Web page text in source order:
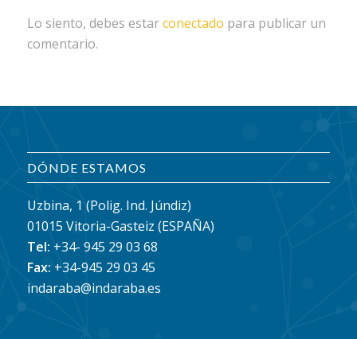
Lo siento, debes estarconectado para publicar un
comentario.
DÓNDE ESTAMOS
Uzbina, 1 (Polig. Ind. Júndiz)
01015 Vitoria-Gasteiz (ESPAÑA)
Tel: +34- 945 29 03 68
Fax: +34-945 29 03 45
indaraba@indaraba.es